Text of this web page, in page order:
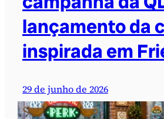
lançamento da
inspirada em
29 de junho de 2026